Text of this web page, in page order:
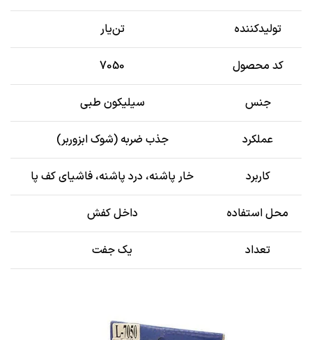
تولیدکننده تن‌یار
کد محصول 7050
جنس سیلیکون طبی
عملکرد جذب ضربه (شوک ابزوربر)
کاربرد خار پاشنه، درد پاشنه، فاشیای کف پا
محل استفاده داخل کفش
تعداد یک جفت